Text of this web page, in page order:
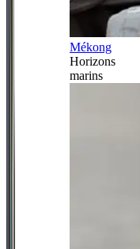
Mékong
Horizons
marins